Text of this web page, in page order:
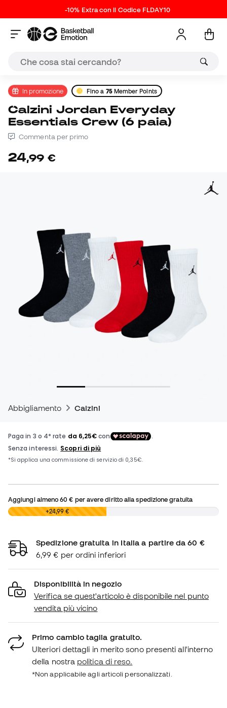
-10% Extra con il Codice FLDAY10
In promozione Fino a 75Member Points
Calzini Jordan Everyday
Essentials Crew (6 paia)
Commenta per primo
24,99 €
Abbigliamento Calzini
Aggiungi almeno60 € per avere diritto alla spedizione gratuita
0,00 € +24,99 €
Spedizione gratuita in Italia a partire da 60 €
6,99 € per ordini inferiori
Disponibilità in negozio
Verifica se quest'articolo è disponibile nel punto
vendita più vicino
Primo cambio taglia gratuito.
Ulteriori dettagli in merito sono presenti all'interno
della nostra politica di reso.
*Non applicabile agli articoli personalizzati.